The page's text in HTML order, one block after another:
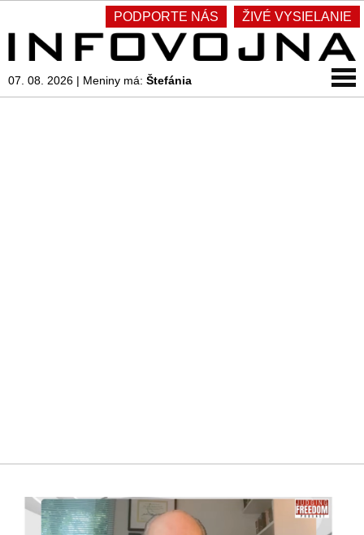
PODPORTE NÁS ŽIVÉ VYSIELANIE
07. 08. 2026 | Meniny má: Štefánia